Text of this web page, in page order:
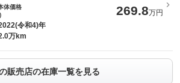
体価格
269.8万円
令和4)年
万km
販売店の在庫一覧を見る